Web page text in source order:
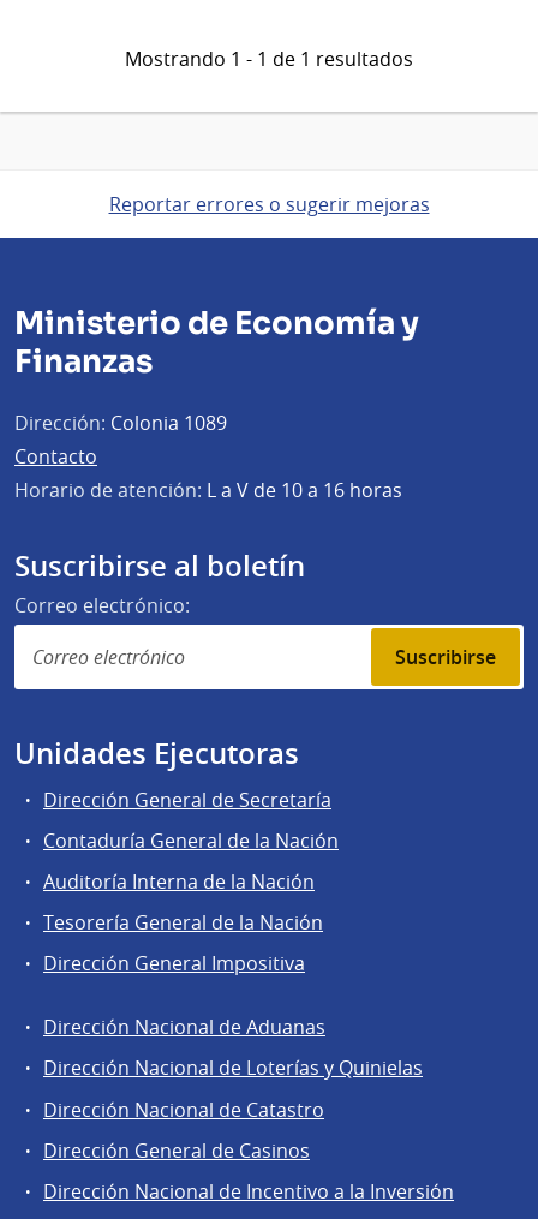
Mostrando 1 - 1 de 1 resultados
Reportar errores o sugerir mejoras
Ministerio de Economía y
Finanzas
Dirección: Colonia 1089
Contacto
Horario de atención: L a V de 10 a 16 horas
Suscribirse al boletín
Correo electrónico:
Suscribirse
Unidades Ejecutoras
Dirección General de Secretaría
Contaduría General de la Nación
Auditoría Interna de la Nación
Tesorería General de la Nación
Dirección General Impositiva
Áreas
la
Dirección
General
Dirección Nacional de Aduanas
Dirección Nacional de Loterías y Quinielas
Dirección Nacional de Catastro
Dirección General de Casinos
Dirección Nacional de Incentivo a la Inversión